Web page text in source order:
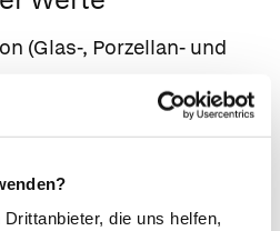
die uns helfen,
(Glas-, Porzellan- und
"Substitution"
Werte